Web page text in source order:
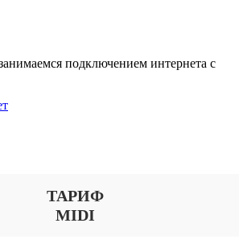
подключением интернета с
ТАРИФ
MIDI